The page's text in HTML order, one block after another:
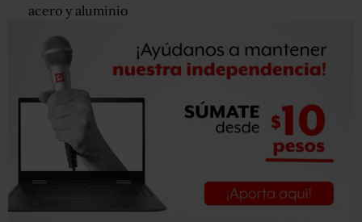
acero y aluminio